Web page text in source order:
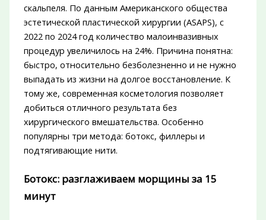
скальпеля. По данным Американского общества
эстетической пластической хирургии (ASAPS), с
2022 по 2024 год количество малоинвазивных
процедур увеличилось на 24%. Причина понятна:
быстро, относительно безболезненно и не нужно
выпадать из жизни на долгое восстановление. К
тому же, современная косметология позволяет
добиться отличного результата без
хирургического вмешательства. Особенно
популярны три метода: ботокс, филлеры и
подтягивающие нити.
Ботокс: разглаживаем морщины за 15
минут